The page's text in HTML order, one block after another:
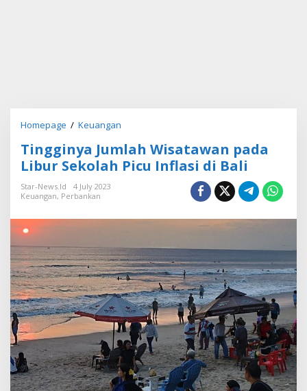
Homepage / Keuangan
n
g
g
a
u
m
l
a
h
W
i
s
a
t
a
w
Tingginya Jumlah Wisatawan pada
Libur Sekolah Picu Inflasi di Bali
Star-News.id
4 July 2023
Keuangan, Perbankan